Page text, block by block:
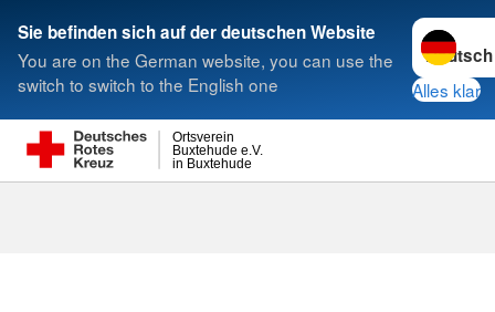
Sie befinden sich auf der deutschen Website
You are on the German website, you can use the
switch to switch to the English one
Sprache
Alles klar
in Buxtehude
Buxtehude e.V.
Ortsverein
Suche